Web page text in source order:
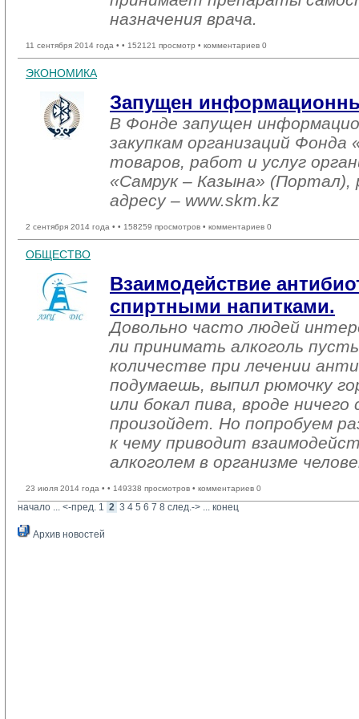
назначения врача.
11 сентября 2014 года • • 152121 просмотр • комментариев 0
ЭКОНОМИКА
Запущен
В Фонде запущен
закупкам организаций Фонда
товаров, работ и услуг
«Самрук – Казына» (Портал),
адресу – www.skm.kz
2 сентября 2014 года • • 158259 просмотров • комментариев 0
ОБЩЕСТВО
Взаимодействие
спиртными напитками.
Довольно часто людей
ли принимать алкоголь
количестве при лечении
подумаешь, выпил рюмочку
или бокал пива, вроде
произойдет. Но попробуем
к чему приводит
алкоголем в организме
23 июля 2014 года • • 149338 просмотров • комментариев 0
начало ... <-пред. 1 2 3 4 5 6 7 8 след.-> ... конец
Архив новостей